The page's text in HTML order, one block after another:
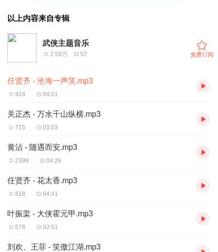
以上内容来自专辑
武侠主题音乐
2.59万 57 免费订阅
任贤齐 - 沧海一声笑.mp3
924 04:01
关正杰 - 万水千山纵横.mp3
715 03:03
黄沾 - 随遇而安.mp3
2398 04:26
任贤齐 - 花太香.mp3
818 04:41
叶振棠 - 大侠霍元甲.mp3
578 02:51
刘欢、王菲 - 笑傲江湖.mp3